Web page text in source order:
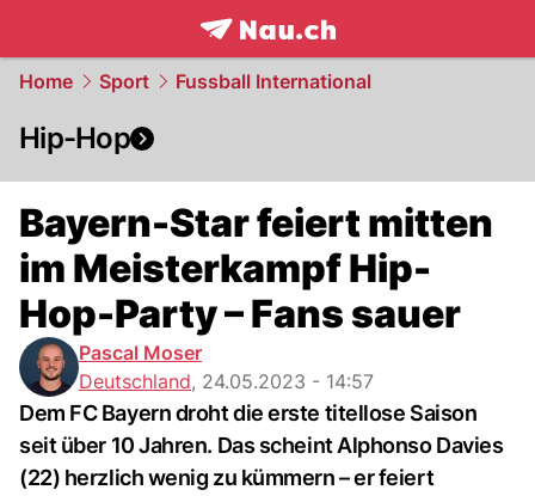
frontpage.NAU.ch
Home Sport Fussball International
Hip-Hop
Bayern-Star feiert mitten
im Meisterkampf Hip-
Hop-Party – Fans sauer
Pascal Moser
Deutschland, 24.05.2023 - 14:57
Dem FC Bayern droht die erste titellose Saison
seit über 10 Jahren. Das scheint Alphonso Davies
(22) herzlich wenig zu kümmern – er feiert